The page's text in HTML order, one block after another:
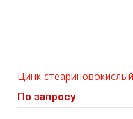
Цинк стеариновокислый
По запросу